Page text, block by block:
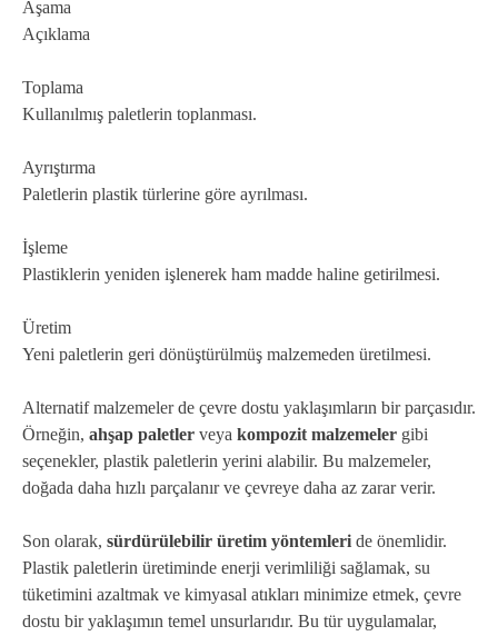
Aşama
Açıklama
Toplama
Kullanılmış paletlerin toplanması.
Ayrıştırma
Paletlerin plastik türlerine göre ayrılması.
İşleme
Plastiklerin yeniden işlenerek ham madde haline getirilmesi.
Üretim
Yeni paletlerin geri dönüştürülmüş malzemeden üretilmesi.
Alternatif malzemeler de çevre dostu yaklaşımların bir parçasıdır.
Örneğin, ahşap paletler veya kompozit malzemeler gibi
seçenekler, plastik paletlerin yerini alabilir. Bu malzemeler,
doğada daha hızlı parçalanır ve çevreye daha az zarar verir.
Son olarak, sürdürülebilir üretim yöntemleri de önemlidir.
Plastik paletlerin üretiminde enerji verimliliği sağlamak, su
tüketimini azaltmak ve kimyasal atıkları minimize etmek, çevre
dostu bir yaklaşımın temel unsurlarıdır. Bu tür uygulamalar,